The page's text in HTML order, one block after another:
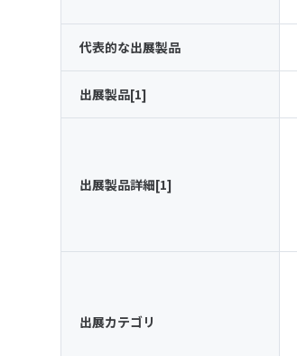
代表的な出展製品
出展製品[1]
出展製品詳細[1]
出展カテゴリ